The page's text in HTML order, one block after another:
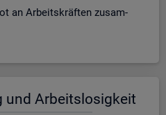
an Ar­beits­kräf­ten zu­sam­
und Ar­beits­lo­sig­keit